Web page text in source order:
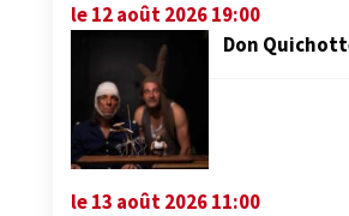
le 12 août 2026 19:00
Don
le 13 août 2026 11:00